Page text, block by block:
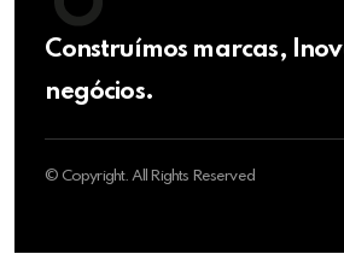
Construímos marcas,
negócios.
© Copyright. All Rights Reserved